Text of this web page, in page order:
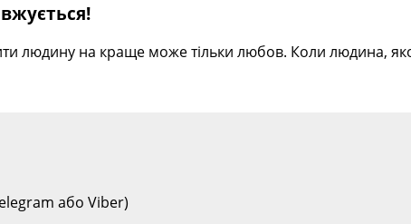
людину на краще може тільки любов. Коли людина,
або Viber)